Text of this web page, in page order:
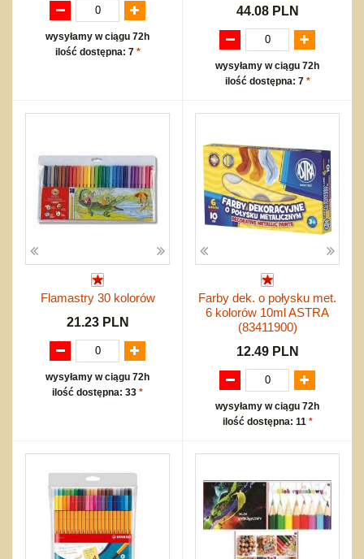
wysyłamy w ciągu 72h
ilość dostępna: 7 *
44.08 PLN
wysyłamy w ciągu 72h
ilość dostępna: 7 *
Flamastry 30 kolorów
21.23 PLN
wysyłamy w ciągu 72h
ilość dostępna: 33 *
Farby dek. o połysku met.
6 kolorów 10ml ASTRA
(83411900)
12.49 PLN
wysyłamy w ciągu 72h
ilość dostępna: 11 *